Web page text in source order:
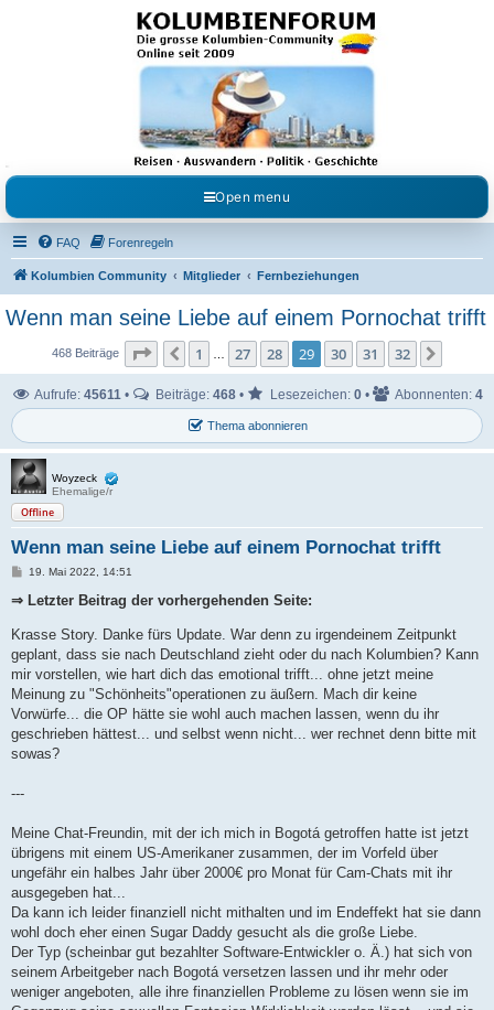
Kolumbienforum - Das
grosse Forum der
Freunde Kolumbiens
Reisen, Auswandern, Kultur, Politik, Geschichte und Visum in Kolumbien und Venezuela.
Austausch, Erfahrungen und Gemeinschaft im Kolumbienforum
Open menu
FAQ Forenregeln
Kolumbien Community Mitglieder Fernbeziehungen
Wenn man seine Liebe auf einem Pornochat trifft
468 Beiträge Seite 29 von 32
Vorherige
1 … 27 28 29 30 31 32
Thema abonnieren
Aufrufe: 45611 • Beiträge: 468• Lesezeichen: 0• Abonnenten: 4
Woyzeck
Ehemalige/r
Offline
Wenn man seine Liebe auf einem Pornochat trifft
B
a
g
19. Mai 2022, 14:51
⇒ Letzter Beitrag der vorhergehenden Seite:
Krasse Story. Danke fürs Update. War denn zu irgendeinem Zeitpunkt
geplant, dass sie nach Deutschland zieht oder du nach Kolumbien? Kann
mir vorstellen, wie hart dich das emotional trifft... ohne jetzt meine
Meinung zu "Schönheits"operationen zu äußern. Mach dir keine
Vorwürfe... die OP hätte sie wohl auch machen lassen, wenn du ihr
geschrieben hättest... und selbst wenn nicht... wer rechnet denn bitte mit
sowas?
---
Meine Chat-Freundin, mit der ich mich in Bogotá getroffen hatte ist jetzt
übrigens mit einem US-Amerikaner zusammen, der im Vorfeld über
ungefähr ein halbes Jahr über 2000€ pro Monat für Cam-Chats mit ihr
ausgegeben hat...
Da kann ich leider finanziell nicht mithalten und im Endeffekt hat sie dann
wohl doch eher einen Sugar Daddy gesucht als die große Liebe.
Der Typ (scheinbar gut bezahlter Software-Entwickler o. Ä.) hat sich von
seinem Arbeitgeber nach Bogotá versetzen lassen und ihr mehr oder
weniger angeboten, alle ihre finanziellen Probleme zu lösen wenn sie im